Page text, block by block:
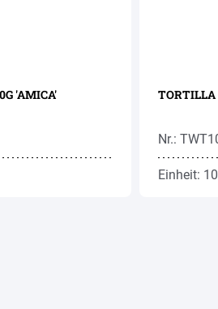
'AMICA' TORTILLA
Nr.:
Einheit: